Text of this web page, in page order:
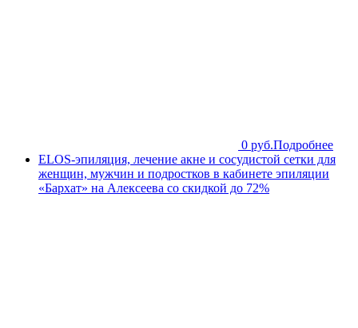
0 руб.Подробнее
ELOS-эпиляция, лечение акне и сосудистой сетки для
женщин, мужчин и подростков в кабинете эпиляции
«Бархат» на Алексеева со скидкой до 72%